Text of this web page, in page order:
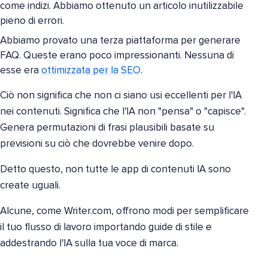
come indizi. Abbiamo ottenuto un articolo inutilizzabile
pieno di errori.
Abbiamo provato una terza piattaforma per generare
FAQ. Queste erano poco impressionanti. Nessuna di
esse era ottimizzata per la SEO.
Ciò non significa che non ci siano usi eccellenti per l'IA
nei contenuti. Significa che l'IA non "pensa" o "capisce".
Genera permutazioni di frasi plausibili basate su
previsioni su ciò che dovrebbe venire dopo.
Detto questo, non tutte le app di contenuti IA sono
create uguali.
Alcune, come Writer.com, offrono modi per semplificare
il tuo flusso di lavoro importando guide di stile e
addestrando l'IA sulla tua voce di marca.